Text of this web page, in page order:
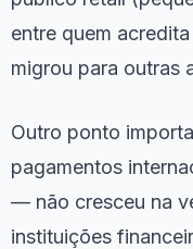
entre quem
migrou para outras
Outro ponto
pagamentos
— não cresceu na
instituições